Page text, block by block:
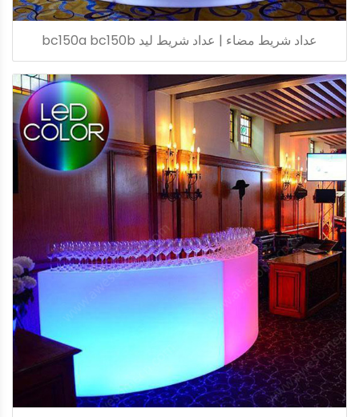
عداد شريط مضاء | عداد شريط ليد bc150a bc150b